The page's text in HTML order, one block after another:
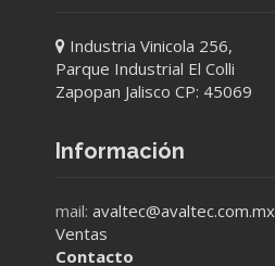
Industria Vinicola 256,
Parque Industrial El Colli
Zapopan Jalisco CP: 45069
Información
mail: avaltec@avaltec.com.mx
Ventas
Contacto